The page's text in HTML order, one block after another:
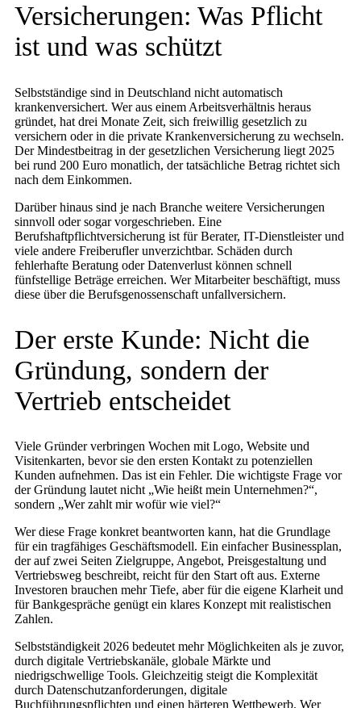
Versicherungen: Was Pflicht
ist und was schützt
Selbstständige sind in Deutschland nicht automatisch
krankenversichert. Wer aus einem Arbeitsverhältnis heraus
gründet, hat drei Monate Zeit, sich freiwillig gesetzlich zu
versichern oder in die private Krankenversicherung zu wechseln.
Der Mindestbeitrag in der gesetzlichen Versicherung liegt 2025
bei rund 200 Euro monatlich, der tatsächliche Betrag richtet sich
nach dem Einkommen.
Darüber hinaus sind je nach Branche weitere Versicherungen
sinnvoll oder sogar vorgeschrieben. Eine
Berufshaftpflichtversicherung ist für Berater, IT-Dienstleister und
viele andere Freiberufler unverzichtbar. Schäden durch
fehlerhafte Beratung oder Datenverlust können schnell
fünfstellige Beträge erreichen. Wer Mitarbeiter beschäftigt, muss
diese über die Berufsgenossenschaft unfallversichern.
Der erste Kunde: Nicht die
Gründung, sondern der
Vertrieb entscheidet
Viele Gründer verbringen Wochen mit Logo, Website und
Visitenkarten, bevor sie den ersten Kontakt zu potenziellen
Kunden aufnehmen. Das ist ein Fehler. Die wichtigste Frage vor
der Gründung lautet nicht „Wie heißt mein Unternehmen?“,
sondern „Wer zahlt mir wofür wie viel?“
Wer diese Frage konkret beantworten kann, hat die Grundlage
für ein tragfähiges Geschäftsmodell. Ein einfacher Businessplan,
der auf zwei Seiten Zielgruppe, Angebot, Preisgestaltung und
Vertriebsweg beschreibt, reicht für den Start oft aus. Externe
Investoren brauchen mehr Tiefe, aber für die eigene Klarheit und
für Bankgespräche genügt ein klares Konzept mit realistischen
Zahlen.
Selbstständigkeit 2026 bedeutet mehr Möglichkeiten als je zuvor,
durch digitale Vertriebskanäle, globale Märkte und
niedrigschwellige Tools. Gleichzeitig steigt die Komplexität
durch Datenschutzanforderungen, digitale
Buchführungspflichten und einen härteren Wettbewerb. Wer